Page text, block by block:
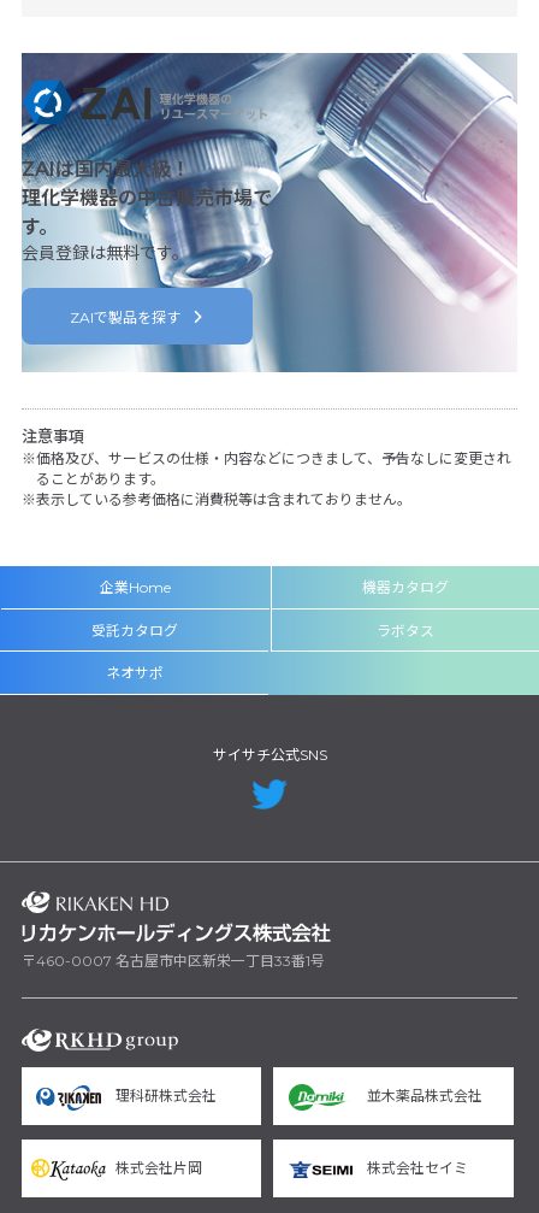
ZAIは国内最大級！
理化学機器の中古販売市場で
す。
会員登録は無料です。
ZAIで製品を探す
注意事項
価格及び、サービスの仕様・内容などにつきまして、予告なしに変更され
ることがあります。
表示している参考価格に消費税等は含まれておりません。
企業Home 機器カタログ
受託カタログ ラボタス
ネオサポ
サイサチ公式SNS
〒460-0007 名古屋市中区新栄一丁目33番1号
理科研株式会社 並木薬品株式会社
株式会社片岡 株式会社セイミ